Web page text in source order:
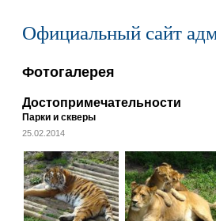
Официальный сайт
Фотогалерея
Достопримечательности
Парки и скверы
25.02.2014